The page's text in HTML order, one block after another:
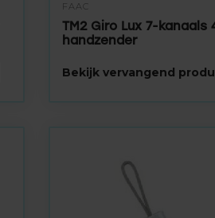
FAAC
TM2 Giro Lux 7-kanaals
handzender
Bekijk vervangend